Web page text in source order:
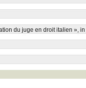
du juge en droit italien », in